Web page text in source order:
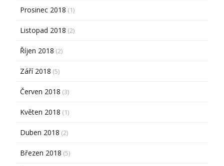
Prosinec 2018 (1)
Listopad 2018 (2)
Říjen 2018 (2)
Září 2018 (5)
Červen 2018 (3)
Květen 2018 (1)
Duben 2018 (2)
Březen 2018 (5)